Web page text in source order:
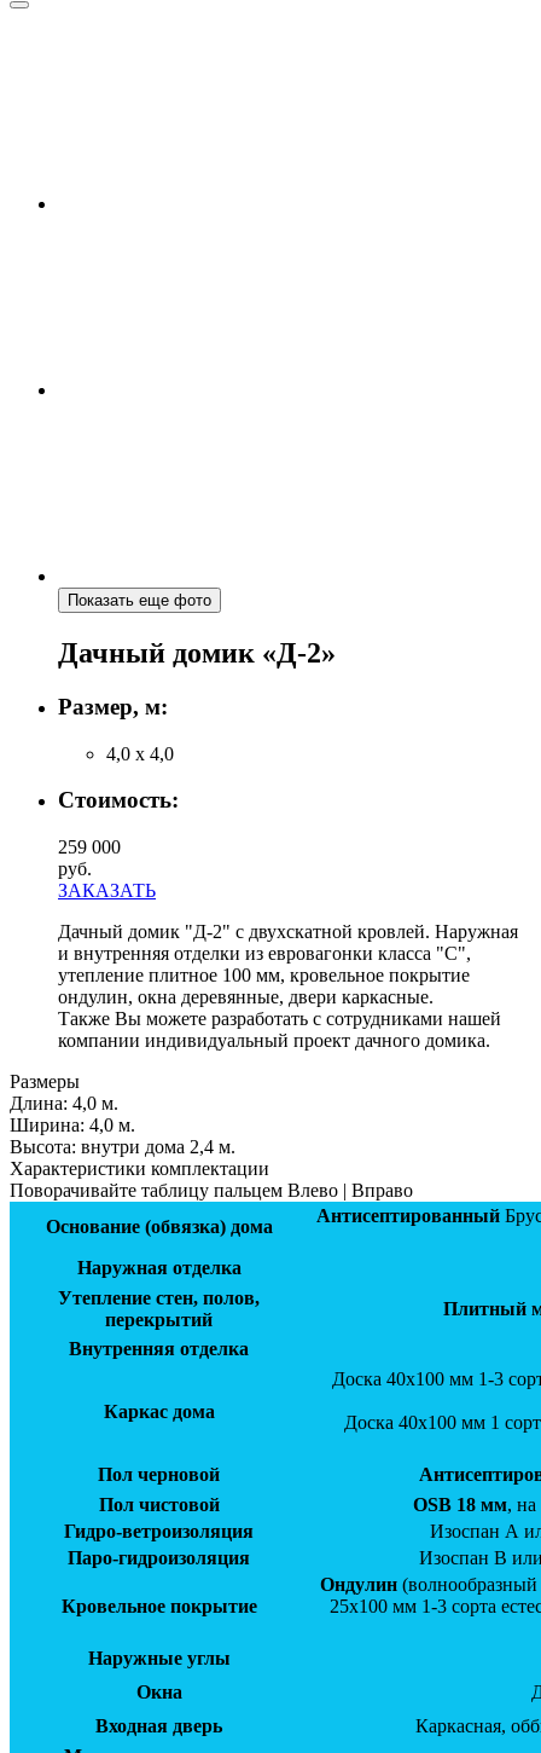
Показать еще фото
Дачный домик «Д-2»
Размер, м:
4,0 х 4,0
Стоимость:
259 000
руб.
ЗАКАЗАТЬ
Дачный домик "Д-2" с двухскатной кровлей. Наружная
и внутренняя отделки из евровагонки класса "С",
утепление плитное 100 мм, кровельное покрытие
ондулин, окна деревянные, двери каркасные.
Также Вы можете разработать с сотрудниками нашей
компании индивидуальный проект дачного домика.
Размеры
Длина: 4,0 м.
Ширинa: 4,0 м.
Высота: внутри дома 2,4 м.
Характеристики комплектации
Поворачивайте таблицу пальцем Влево | Вправо
Основание (обвязка) дома
Антисептированный
Наружная отделка
Утепление стен, полов,
перекрытий
Плитный
Внутренняя отделка
Каркас дома
Доска 40х100 мм 1-3
Доска 40х100 мм 1
Пол черновой
Пол чистовой
OSB 18 мм, на
Гидро-ветроизоляция
Изоспан А
Паро-гидроизоляция
Изоспан В
Кровельное покрытие
Ондулин
25х100 мм 1-3 сорта
Наружные углы
Окна
Входная дверь
Каркасная,